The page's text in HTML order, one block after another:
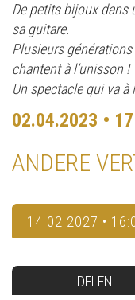
De petits bijoux dans
sa guitare.
Plusieurs
chantent à l’unisson !
Un spectacle qui va à
02.04.2023 •
ANDERE
14.02.2027 •
DELEN